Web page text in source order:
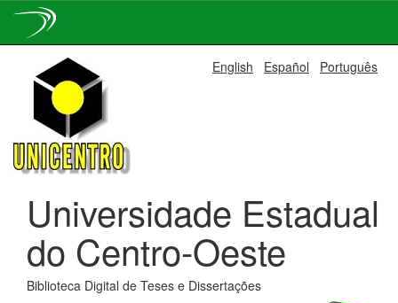
navigation
English Español Português
Universidade Estadual
do Centro-Oeste
Biblioteca Digital de Teses e Dissertações